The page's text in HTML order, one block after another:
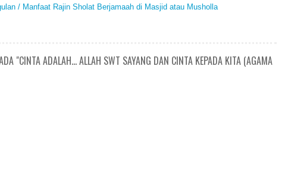
/ Manfaat Rajin Sholat Berjamaah di Masjid atau Musholla
"CINTA ADALAH... ALLAH SWT SAYANG DAN CINTA KEPADA KITA (AGAMA